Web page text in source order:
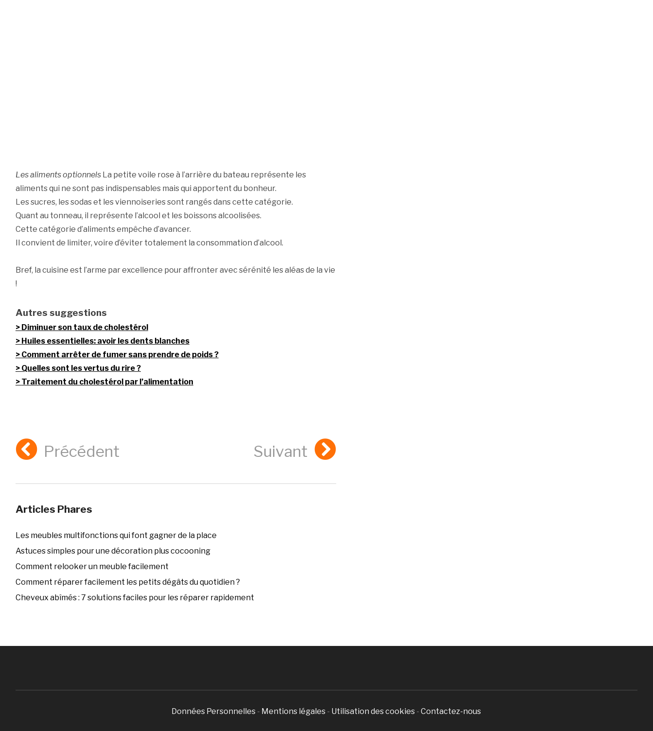
Les aliments optionnelsLa petite voile rose à l’arrière du bateau représente les
aliments qui ne sont pas indispensables mais qui apportent du bonheur.
Les sucres, les sodas et les viennoiseries sont rangés dans cette catégorie.
Quant au tonneau, il représente l’alcool et les boissons alcoolisées.
Cette catégorie d’aliments empêche d’avancer.
Il convient de limiter, voire d’éviter totalement la consommation d’alcool.
Bref, la cuisine est l’arme par excellence pour affronter avec sérénité les aléas de la vie
!
Autres suggestions
Diminuer son taux de cholestérol
Huiles essentielles: avoir les dents blanches
Comment arrêter de fumer sans prendre de poids ?
Quelles sont les vertus du rire ?
Traitement du cholestérol par l’alimentation
Précédent Suivant
Articles Phares
Les meubles multifonctions qui font gagner de la place
Astuces simples pour une décoration plus cocooning
Comment relooker un meuble facilement
Comment réparer facilement les petits dégâts du quotidien ?
Cheveux abîmés : 7 solutions faciles pour les réparer rapidement
Données Personnelles - Mentions légales - Utilisation des cookies -Contactez-nous